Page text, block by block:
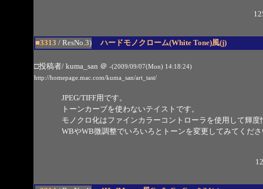
■3313 / ResNo.3) ハードモノクローム(White Tone)風(j)
□投稿者/ kuma_san ＠ -(2009/09/07(Mon) 14:18:24)
http://homepage.mac.com/kuma_san/art_tast/
JPEG/TIFF用です。
トーンカーブを使わないテイストです。
モノクロ化はファインカラーコントローラを使用して輝
WBやWB微調整でいろいろとトーンを変更してみてくださ